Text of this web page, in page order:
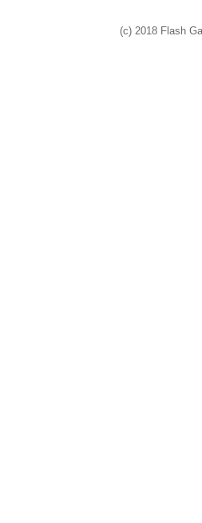
(c) 2018 Flash